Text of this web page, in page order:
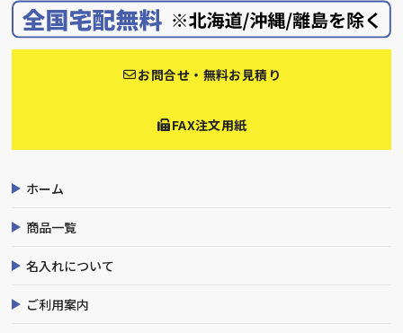
お問合せ・無料お見積り
FAX注文用紙
ホーム
商品一覧
名入れについて
ご利用案内